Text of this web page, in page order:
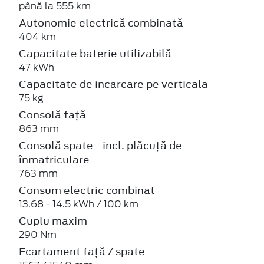
până la 555 km
Autonomie electrică combinată
404 km
Capacitate baterie utilizabilă
47 kWh
Capacitate de incarcare pe verticala
75 kg
Consolă față
863 mm
Consolă spate - incl. plăcuță de
înmatriculare
763 mm
Consum electric combinat
13.68 - 14.5 kWh / 100 km
Cuplu maxim
290 Nm
Ecartament față / spate